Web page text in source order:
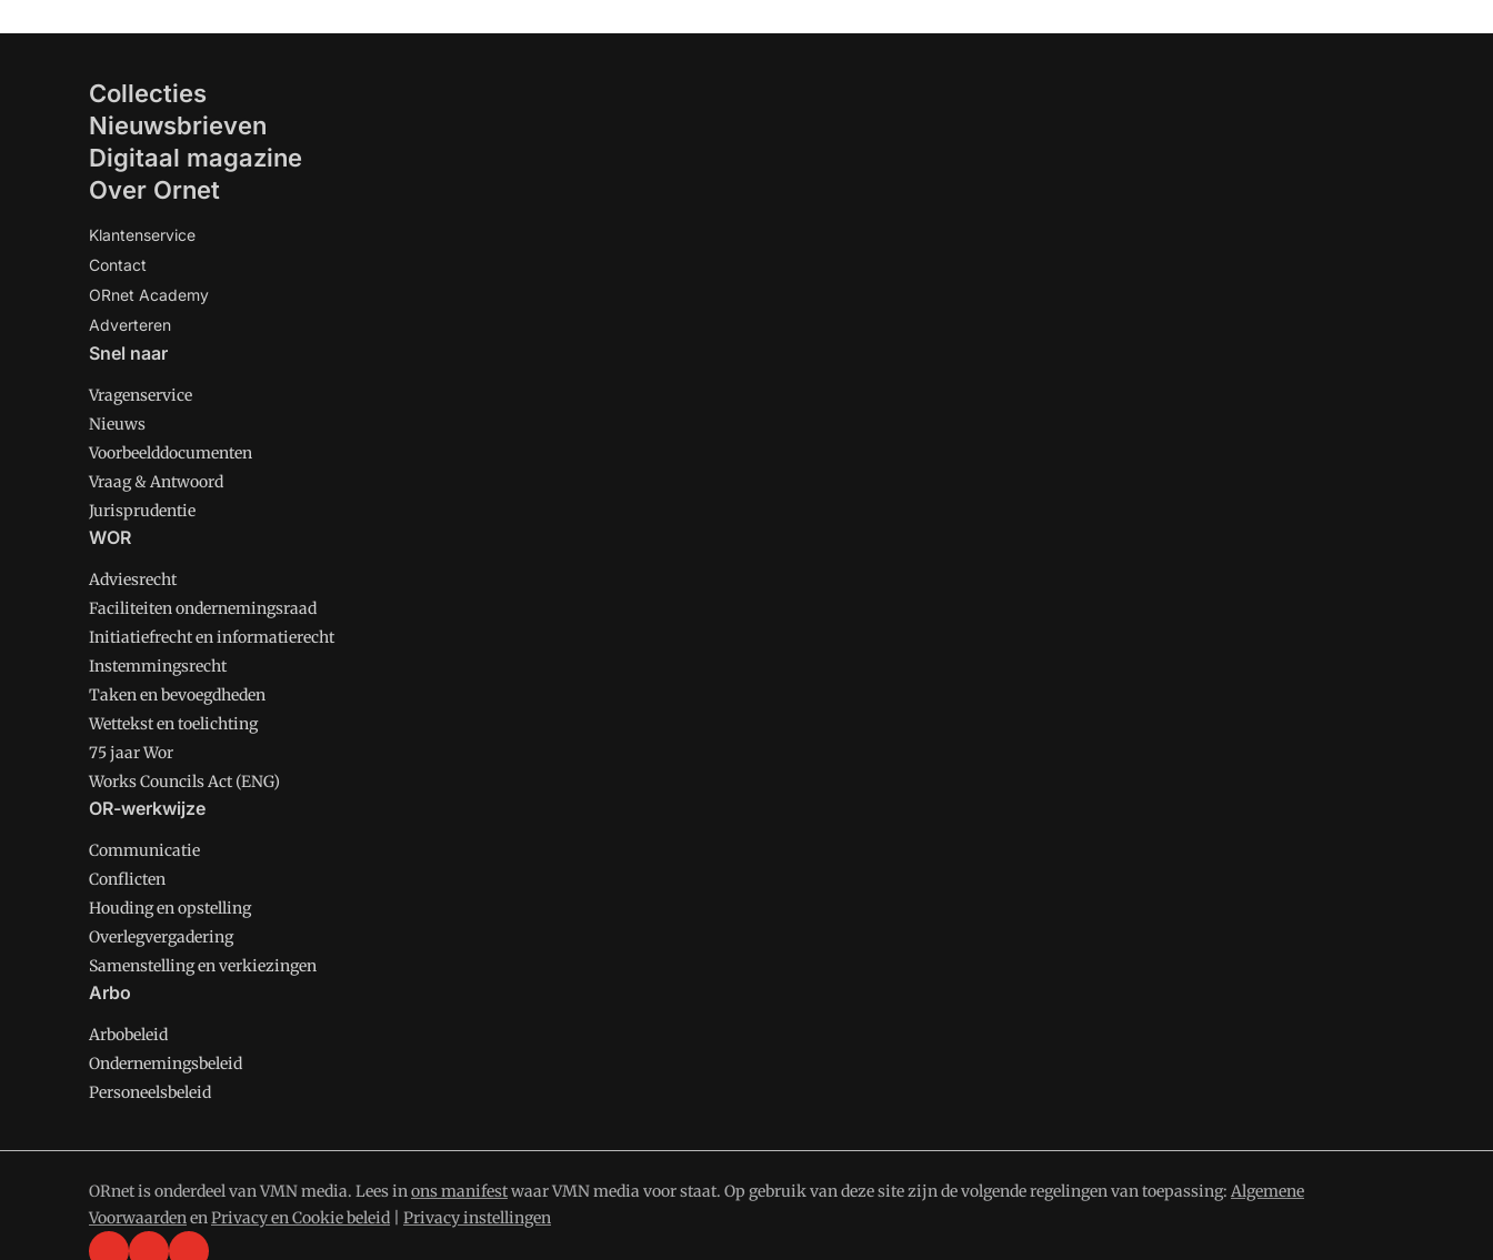
Collecties
Nieuwsbrieven
Digitaal magazine
Over Ornet
Klantenservice
Contact
ORnet Academy
Adverteren
Snel naar
Vragenservice
Nieuws
Voorbeelddocumenten
Vraag & Antwoord
Jurisprudentie
WOR
Adviesrecht
Faciliteiten ondernemingsraad
Initiatiefrecht en informatierecht
Instemmingsrecht
Taken en bevoegdheden
Wettekst en toelichting
75 jaar Wor
Works Councils Act (ENG)
OR-werkwijze
Communicatie
Conflicten
Houding en opstelling
Overlegvergadering
Samenstelling en verkiezingen
Arbo
Arbobeleid
Ondernemingsbeleid
Personeelsbeleid
ORnet is onderdeel van VMN media. Lees inons manifestwaar VMN media voor staat. Op gebruik van deze site zijn de volgende regelingen van toepassing: Algemene
VoorwaardenenPrivacy en Cookie beleid Privacy instellingen